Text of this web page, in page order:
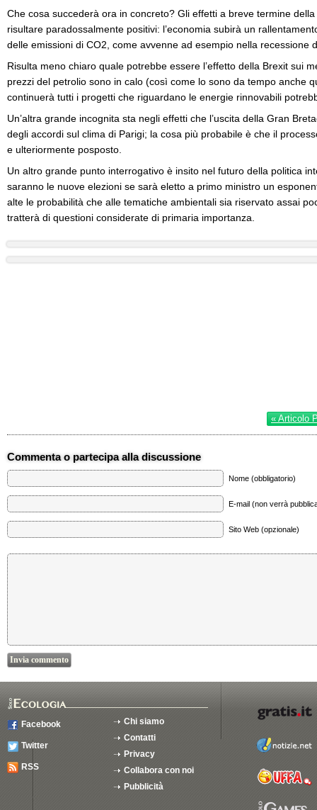
Che cosa succederà ora in concreto? Gli effetti a breve termine
risultare paradossalmente positivi: l’economia subirà un
delle emissioni di CO2, come avvenne ad esempio nella recessione
Risulta meno chiaro quale potrebbe essere l’effetto della Brexit sui
prezzi del petrolio sono in calo (così come lo sono da tempo anche
continuerà tutti i progetti che riguardano le energie rinnovabili
Un’altra grande incognita sta negli effetti che l’uscita della Gran
degli accordi sul clima di Parigi; la cosa più probabile è che il
e ulteriormente posposto.
Un altro grande punto interrogativo è insito nel futuro della politica
saranno le nuove elezioni se sarà eletto a primo ministro un
alte le probabilità che alle tematiche ambientali sia riservato assai
tratterà di questioni considerate di primaria importanza.
« Articolo
Commenta o partecipa alla discussione
Nome (obbligatorio)
E-mail (non verrà
Sito Web (opzionale)
Facebook
Twitter
RSS
Chi siamo
Contatti
Privacy
Collabora con noi
Pubblicità